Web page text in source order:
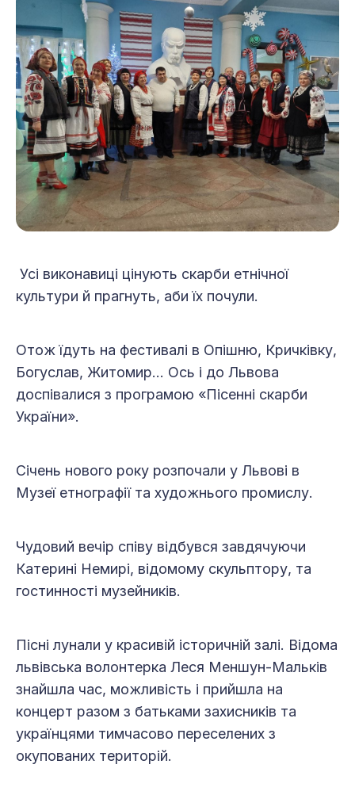
Усі виконавиці цінують скарби етнічної
культури й прагнуть, аби їх почули.
Отож їдуть на фестивалі в Опішню, Кричківку,
Богуслав, Житомир… Ось і до Львова
доспівалися з програмою «Пісенні скарби
України».
Січень нового року розпочали у Львові в
Музеї етнографії та художнього промислу.
Чудовий вечір співу відбувся завдячуючи
Катерині Немирі, відомому скульптору, та
гостинності музейників.
Пісні лунали у красивій історичній залі. Відома
львівська волонтерка Леся Меншун-Мальків
знайшла час, можливість і прийшла на
концерт разом з батьками захисників та
українцями тимчасово переселених з
окупованих територій.